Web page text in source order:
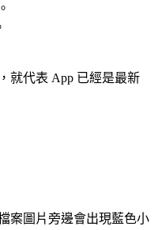
就代表 App 已經是最新
案圖片旁邊會出現藍色小